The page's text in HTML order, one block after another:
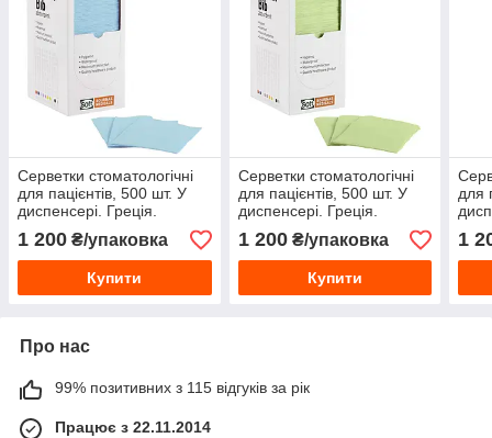
Серветки стоматологічні
для пацієнтів, 500 шт. У
диспенсері. Греція.
(Світло-блакитне)
1 200 ₴/упаковка
Купити
Серветки стоматологічні
для пацієнтів, 500 шт. У
диспенсері. Греція.
(Зелені)
1 200₴/упаковка
Купити
для
1
Про нас
99% позитивних з 115 відгуків за рік
Працює з 22.11.2014